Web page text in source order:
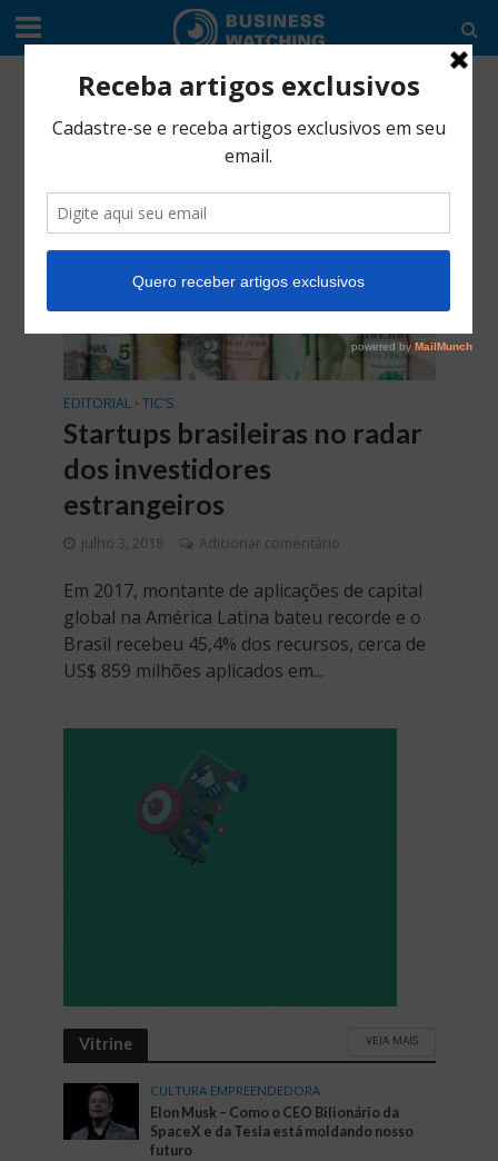
Tag - Zaclis
EDITORIAL • TIC'S
Startups brasileiras no radar
dos investidores
estrangeiros
julho 3, 2018 Adicionar comentário
Em 2017, montante de aplicações de capital
global na América Latina bateu recorde e o
Brasil recebeu 45,4% dos recursos, cerca de
US$ 859 milhões aplicados em...
Vitrine VEJA MAIS
CULTURA EMPREENDEDORA
Elon Musk – Como o CEO Bilionário da
SpaceX e da Tesla está moldando nosso
futuro